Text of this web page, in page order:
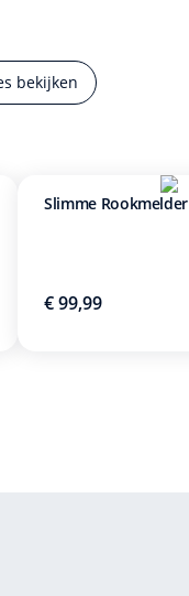
bekijken
Slimme Rookmelder
€ 99,99